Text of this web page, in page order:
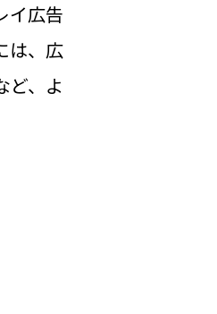
イ広告
は、広
ど、よ